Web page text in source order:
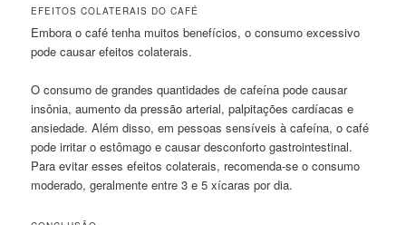
EFEITOS COLATERAIS DO CAFÉ
Embora o café tenha muitos benefícios, o consumo excessivo
pode causar efeitos colaterais.
O consumo de grandes quantidades de cafeína pode causar
insônia, aumento da pressão arterial, palpitações cardíacas e
ansiedade. Além disso, em pessoas sensíveis à cafeína, o café
pode irritar o estômago e causar desconforto gastrointestinal.
Para evitar esses efeitos colaterais, recomenda-se o consumo
moderado, geralmente entre 3 e 5 xícaras por dia.